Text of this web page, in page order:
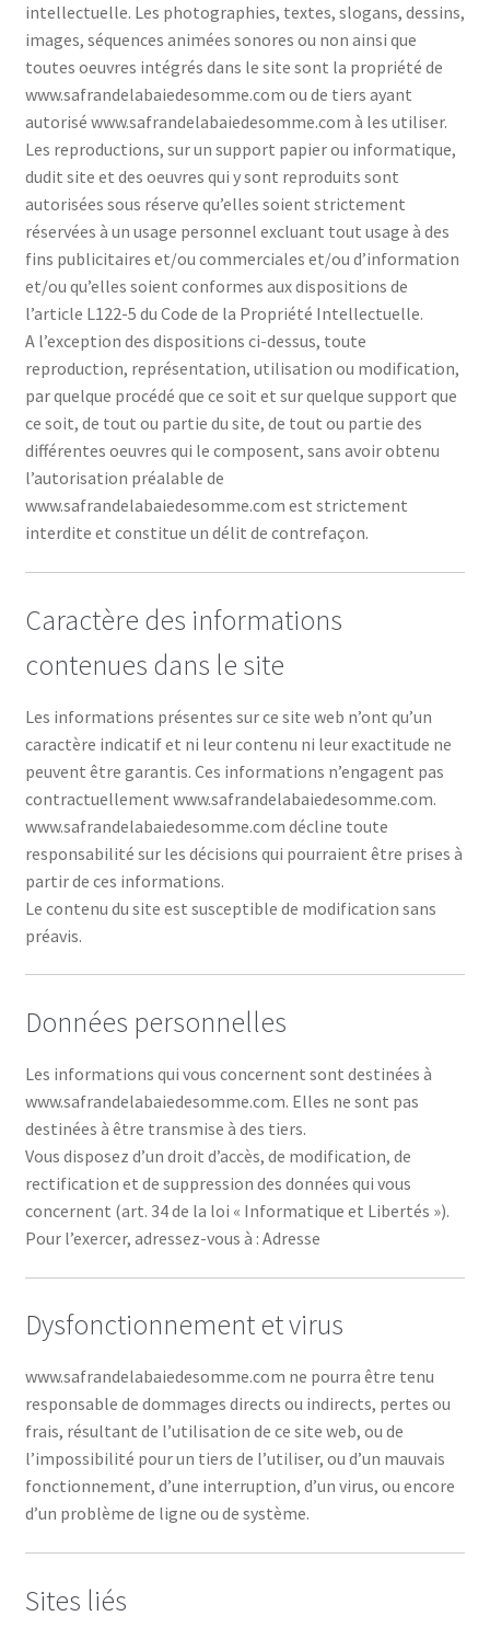
intellectuelle. Les photographies, textes, slogans, dessins,
images, séquences animées sonores ou non ainsi que
toutes oeuvres intégrés dans le site sont la propriété de
www.safrandelabaiedesomme.com ou de tiers ayant
autorisé www.safrandelabaiedesomme.com à les utiliser.
Les reproductions, sur un support papier ou informatique,
dudit site et des oeuvres qui y sont reproduits sont
autorisées sous réserve qu’elles soient strictement
réservées à un usage personnel excluant tout usage à des
fins publicitaires et/ou commerciales et/ou d’information
et/ou qu’elles soient conformes aux dispositions de
l’article L122-5 du Code de la Propriété Intellectuelle.
A l’exception des dispositions ci-dessus, toute
reproduction, représentation, utilisation ou modification,
par quelque procédé que ce soit et sur quelque support que
ce soit, de tout ou partie du site, de tout ou partie des
différentes oeuvres qui le composent, sans avoir obtenu
l’autorisation préalable de
www.safrandelabaiedesomme.com est strictement
interdite et constitue un délit de contrefaçon.
Caractère des informations
contenues dans le site
Les informations présentes sur ce site web n’ont qu’un
caractère indicatif et ni leur contenu ni leur exactitude ne
peuvent être garantis. Ces informations n’engagent pas
contractuellement www.safrandelabaiedesomme.com.
www.safrandelabaiedesomme.com décline toute
responsabilité sur les décisions qui pourraient être prises à
partir de ces informations.
Le contenu du site est susceptible de modification sans
préavis.
Données personnelles
Les informations qui vous concernent sont destinées à
www.safrandelabaiedesomme.com. Elles ne sont pas
destinées à être transmise à des tiers.
Vous disposez d’un droit d’accès, de modification, de
rectification et de suppression des données qui vous
concernent (art. 34 de la loi « Informatique et Libertés »).
Pour l’exercer, adressez-vous à : Adresse
Dysfonctionnement et virus
www.safrandelabaiedesomme.com ne pourra être tenu
responsable de dommages directs ou indirects, pertes ou
frais, résultant de l’utilisation de ce site web, ou de
l’impossibilité pour un tiers de l’utiliser, ou d’un mauvais
fonctionnement, d’une interruption, d’un virus, ou encore
d’un problème de ligne ou de système.
Sites liés